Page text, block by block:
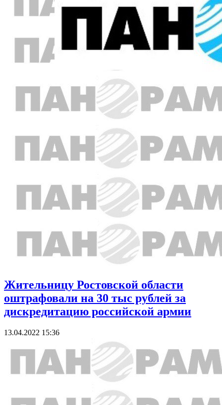
Жительницу Ростовской области
оштрафовали на 30 тыс рублей за
дискредитацию российской армии
13.04.2022 15:36